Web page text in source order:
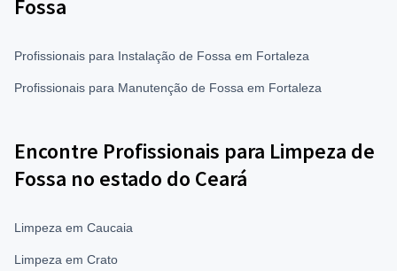
Fossa
Profissionais para Instalação de Fossa em Fortaleza
Profissionais para Manutenção de Fossa em Fortaleza
Encontre Profissionais para Limpeza de
Fossa no estado do Ceará
Limpeza em Caucaia
Limpeza em Crato